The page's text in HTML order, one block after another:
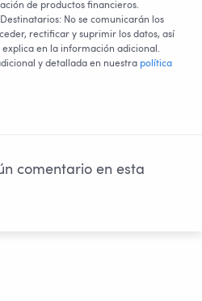
de productos financieros.
No se comunicarán los
rectificar y suprimir los datos, así
en la información adicional.
y detallada en nuestra política
comentario en esta